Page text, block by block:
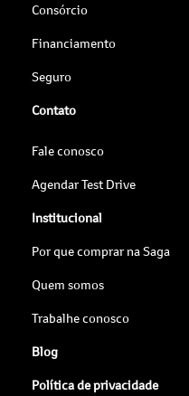
Consórcio
Financiamento
Seguro
Contato
Fale conosco
Agendar Test Drive
Institucional
Por que comprar na Saga
Quem somos
Trabalhe conosco
Blog
Política de privacidade